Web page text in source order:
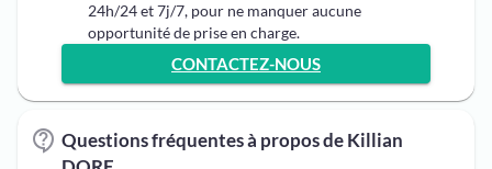
24h/24 et 7j/7, pour ne manquer aucune
opportunité de prise en charge.
CONTACTEZ-NOUS
Questions fréquentes à propos de Killian